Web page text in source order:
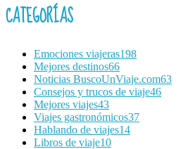
CATEGORÍAS
Emociones viajeras198
Mejores destinos66
Noticias BuscoUnViaje.com63
Consejos y trucos de viaje46
Mejores viajes43
Viajes gastronómicos37
Hablando de viajes14
Libros de viaje10